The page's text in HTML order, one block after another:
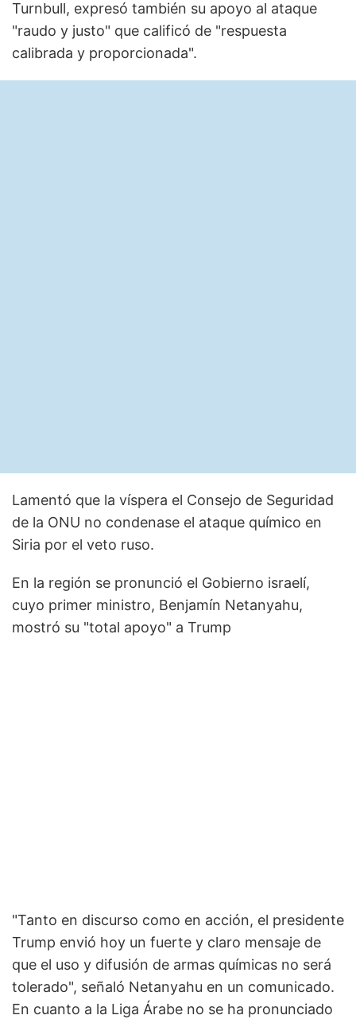
Turnbull, expresó también su apoyo al ataque
"raudo y justo" que calificó de "respuesta
calibrada y proporcionada".
Lamentó que la víspera el Consejo de Seguridad
de la ONU no condenase el ataque químico en
Siria por el veto ruso.
En la región se pronunció el Gobierno israelí,
cuyo primer ministro, Benjamín Netanyahu,
mostró su "total apoyo" a Trump
"Tanto en discurso como en acción, el presidente
Trump envió hoy un fuerte y claro mensaje de
que el uso y difusión de armas químicas no será
tolerado", señaló Netanyahu en un comunicado.
En cuanto a la Liga Árabe no se ha pronunciado